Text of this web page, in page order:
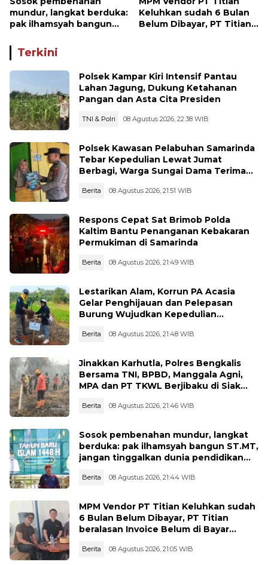
mundur, langkat berduka:
pak ilhamsyah bangun
dunia pendidikan kita
Keluhkan sudah 6 Bulan
Belum Dibayar, PT Titian
Terkini
Polsek Kampar Kiri Intensif Pantau
Lahan Jagung, Dukung Ketahanan
Pangan dan Asta Cita Presiden
TNI & Polri 08 Agustus 2026, 22:38 WIB
Polsek Kawasan Pelabuhan Samarinda
Tebar Kepedulian Lewat Jumat
Berbagi, Warga Sungai Dama Terima
Berita 08 Agustus 2026, 21:51 WIB
Respons Cepat Sat Brimob Polda
Kaltim Bantu Penanganan Kebakaran
Permukiman di Samarinda
Berita 08 Agustus 2026, 21:49 WIB
Lestarikan Alam, Korrun PA Acasia
Gelar Penghijauan dan Pelepasan
Burung Wujudkan Kepedulian
Berita 08 Agustus 2026, 21:48 WIB
Jinakkan Karhutla, Polres Bengkalis
Bersama TNI, BPBD, Manggala Agni,
MPA dan PT TKWL Berjibaku di Siak
Berita 08 Agustus 2026, 21:46 WIB
Sosok pembenahan mundur, langkat
berduka: pak ilhamsyah bangun ST.MT,
jangan tinggalkan dunia pendidikan
Berita 08 Agustus 2026, 21:44 WIB
MPM Vendor PT Titian Keluhkan sudah
6 Bulan Belum Dibayar, PT Titian
beralasan Invoice Belum di Bayar
Berita 08 Agustus 2026, 21:05 WIB